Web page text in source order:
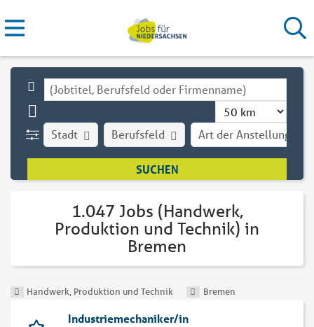
Stadt Art der Anstellung
Berufsfeld
1.047 Jobs (Handwerk,
Produktion und Technik) in
Bremen
Handwerk, Produktion und Technik Bremen
Industriemechaniker/in